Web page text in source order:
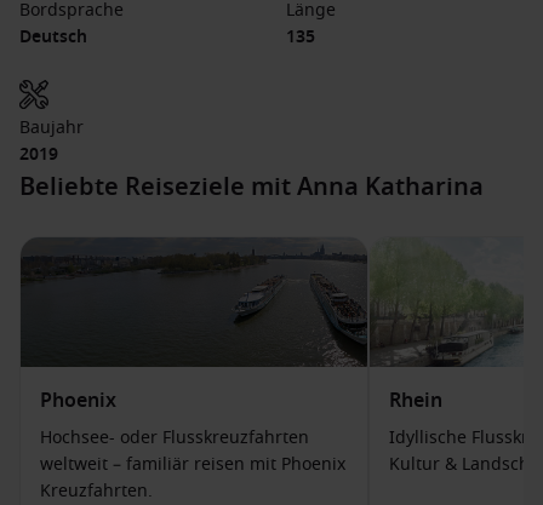
Bordsprache
Deutsch
Länge
135
Baujahr
2019
Beliebte Reiseziele mit Anna Katharina
Phoenix
Hochsee- oder Flusskreuzfahrten
weltweit – familiär reisen mit Phoenix
Kreuzfahrten.
Rhein
Idyllische
Kultur &